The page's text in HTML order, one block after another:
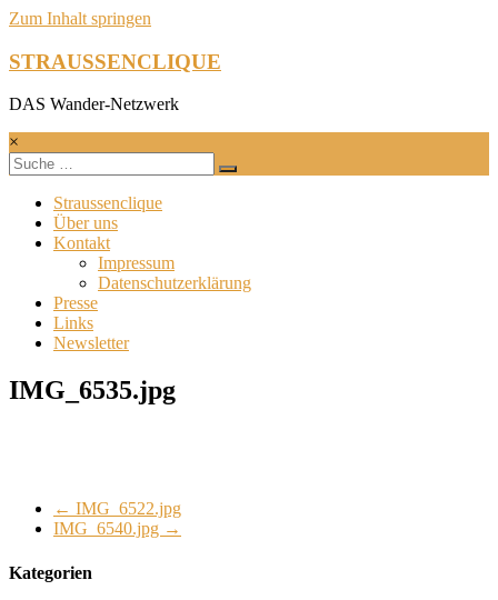
Zum Inhalt springen
STRAUSSENCLIQUE
DAS Wander-Netzwerk
×
Straussenclique
Über uns
Kontakt
Impressum
Datenschutzerklärung
Presse
Links
Newsletter
IMG_6535.jpg
← IMG_6522.jpg
IMG_6540.jpg →
Kategorien